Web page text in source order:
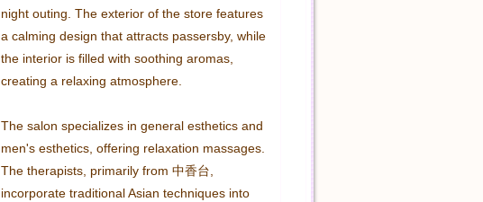
night outing. The exterior of the store features
a calming design that attracts passersby, while
the interior is filled with soothing aromas,
creating a relaxing atmosphere.
The salon specializes in general esthetics and
men's esthetics, offering relaxation massages.
The therapists, primarily from 中香台,
incorporate traditional Asian techniques into